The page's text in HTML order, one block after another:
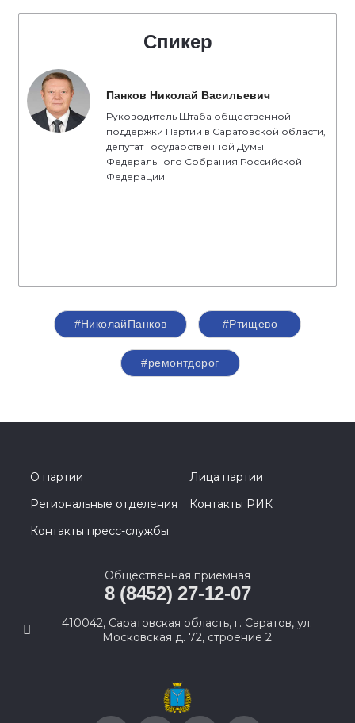
Спикер
Панков Николай Васильевич
Руководитель Штаба общественной
поддержки Партии в Саратовской области,
депутат Государственной Думы
Федерального Собрания Российской
Федерации
#НиколайПанков #Ртищево
#ремонтдорог
О партии
Лица партии
Региональные отделения
Контакты РИК
Контакты пресс-службы
Общественная приемная
8 (8452) 27-12-07
410042, Саратовская область, г. Саратов, ул.
Московская д. 72, строение 2